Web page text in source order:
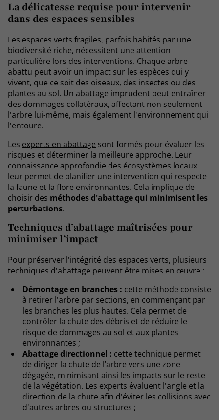
La délicatesse requise pour intervenir
dans des espaces sensibles
Les espaces verts fragiles, parfois habités par une
biodiversité riche, nécessitent une attention
particulière lors des interventions. Chaque arbre
abattu peut avoir un impact sur les espèces qui y
vivent, que ce soit des oiseaux, des insectes ou des
plantes au sol. Un abattage imprudent peut entraîner
des dommages collatéraux, affectant non seulement
l'arbre lui-même, mais également l'environnement qui
l'entoure.
Les experts en abattage sont formés pour évaluer les
risques et déterminer la meilleure approche. Leur
connaissance approfondie des écosystèmes locaux
leur permet de planifier une intervention qui respecte
la faune et la flore environnantes. Cela implique de
choisir des méthodes d'abattage qui minimisent les
perturbations.
Techniques d’abattage maîtrisées pour
minimiser l’impact
Pour préserver l'intégrité des espaces verts, plusieurs
techniques d'abattage peuvent être mises en œuvre :
Démontage en branches : cette méthode consiste
à retirer l'arbre par sections, en commençant par
les branches les plus hautes. Cela permet de
contrôler la chute des débris et de réduire le
risque de dommages au sol et aux plantes
environnantes ;
Abattage directionnel : cette technique permet
de diriger la chute de l’arbre vers une zone
dégagée, minimisant ainsi les impacts sur le reste
de la végétation. Les experts évaluent l'angle et la
direction de la chute afin d'éviter les collisions avec
d'autres arbres ou structures ;